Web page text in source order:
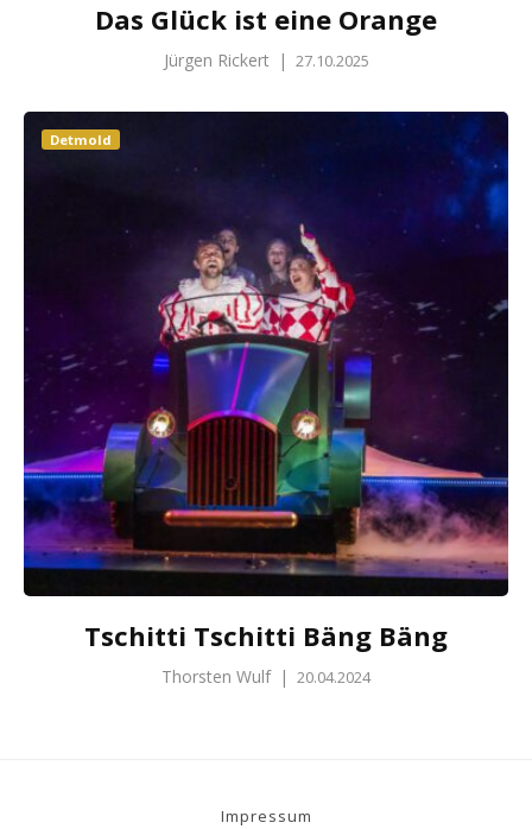
Das Glück ist eine Orange
Jürgen Rickert | 27.10.2025
Detmold
Tschitti Tschitti Bäng Bäng
Thorsten Wulf | 20.04.2024
Impressum